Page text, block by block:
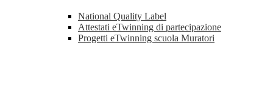
National Quality Label
Attestati eTwinning di partecipazione
Progetti eTwinning scuola Muratori